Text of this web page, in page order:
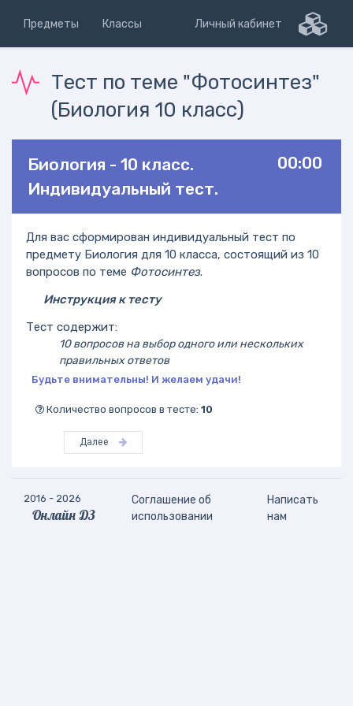
Предметы Классы Личный кабинет
Тест по теме "Фотосинтез"
(Биология 10 класс)
00:00
Биология - 10 класс.
Индивидуальный тест.
Для вас сформирован индивидуальный тест по
предмету Биология для 10 класса, состоящий из 10
вопросов по теме Фотосинтез.
Инструкция к тесту
Тест содержит:
10 вопросов на выбор одного или нескольких
правильных ответов
Будьте внимательны! И желаем удачи!
Количество вопросов в тесте: 10
Далее
2016 - 2026
Онлайн ДЗ
Соглашение об
использовании
Написать
нам